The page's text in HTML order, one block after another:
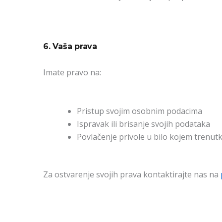
6. Vaša prava
Imate pravo na:
Pristup svojim osobnim podacima
Ispravak ili brisanje svojih podataka
Povlačenje privole u bilo kojem
Za ostvarenje svojih prava kontaktirajte nas na